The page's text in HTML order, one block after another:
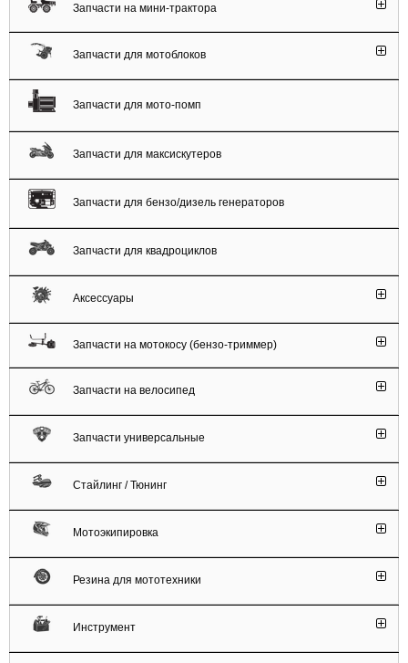
Запчасти на мини-трактора
Запчасти для мотоблоков
Запчасти для мото-помп
Запчасти для максискутеров
Запчасти для бензо/дизель генераторов
Запчасти для квадроциклов
Аксессуары
Запчасти на мотокосу (бензо-триммер)
Запчасти на велосипед
Запчасти универсальные
Стайлинг / Тюнинг
Мотоэкипировка
Резина для мототехники
Инструмент